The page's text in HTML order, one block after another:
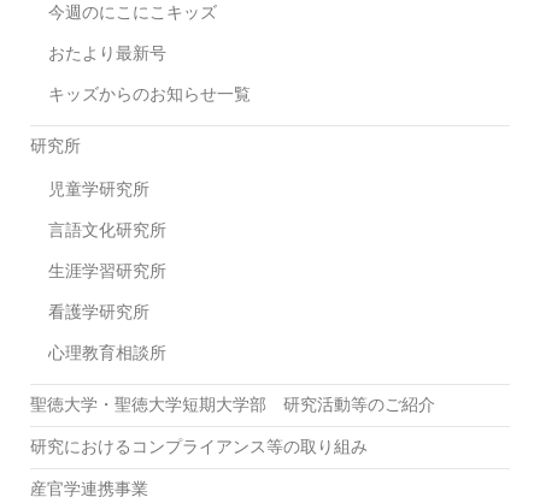
今週のにこにこキッズ
おたより最新号
キッズからのお知らせ一覧
研究所
児童学研究所
言語文化研究所
生涯学習研究所
看護学研究所
心理教育相談所
聖徳大学・聖徳大学短期大学部 研究活動等のご紹介
研究におけるコンプライアンス等の取り組み
産官学連携事業